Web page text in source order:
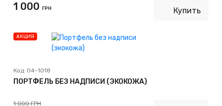
1 000 ГРН Купить
АКЦИЯ
Код: 04-1018
ПОРТФЕЛЬ БЕЗ НАДПИСИ (ЭКОКОЖА)
1 000ГРН